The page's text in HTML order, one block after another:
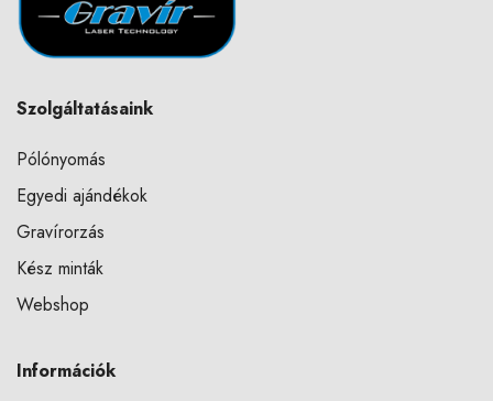
Szolgáltatásaink
Pólónyomás
Egyedi ajándékok
Gravírorzás
Kész minták
Webshop
Információk